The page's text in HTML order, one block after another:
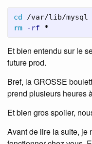
cd
rm
-rf *
Et bien entendu sur le
future prod.
Bref, la GROSSE
prend plusieurs heures
Et bien gros spoiler,
Avant de lire la suite, je